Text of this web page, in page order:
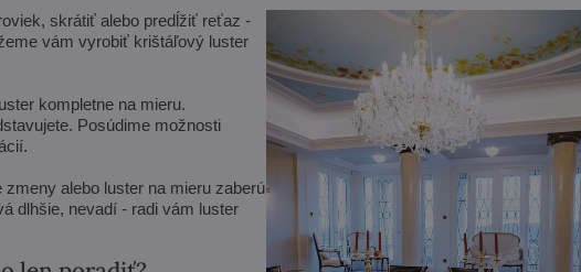
skrátiť alebo predĺžiť reťaz -
vám vyrobiť krištáľový luster
kompletne na mieru.
Posúdime možnosti
alebo luster na mieru zaberú
dlhšie, nevadí - radi vám luster